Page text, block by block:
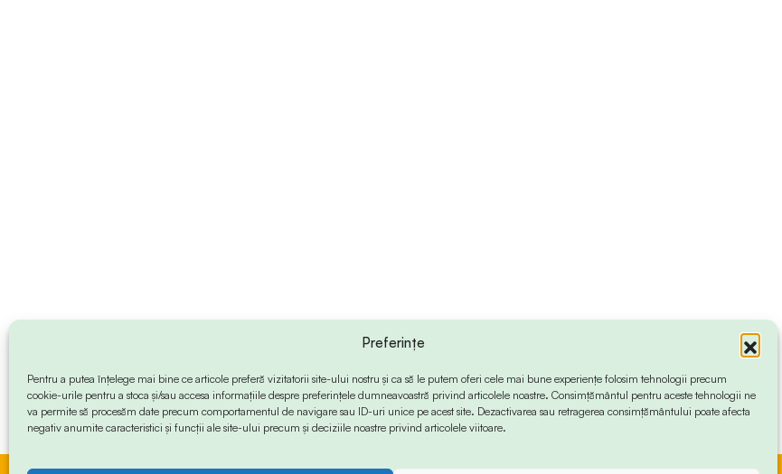
Preferințe
Pentru a putea înțelege mai bine ce articole preferă vizitatorii site-ului nostru și ca să le putem oferi cele mai bune experiențe folosim tehnologii precum
cookie-urile pentru a stoca și/sau accesa informațiile despre preferințele dumneavoastră privind articolele noastre. Consimțământul pentru aceste tehnologii ne
va permite să procesăm date precum comportamentul de navigare sau ID-uri unice pe acest site. Dezactivarea sau retragerea consimțământului poate afecta
negativ anumite caracteristici și funcții ale site-ului precum și deciziile noastre privind articolele viitoare.